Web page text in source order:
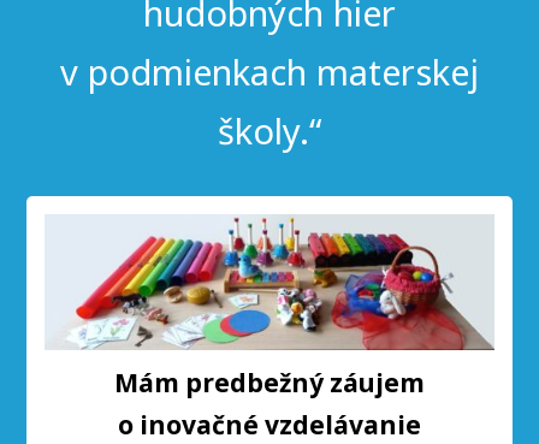
hudobných hier
v podmienkach materskej
školy.“
Mám predbežný záujem
o inovačné vzdelávanie